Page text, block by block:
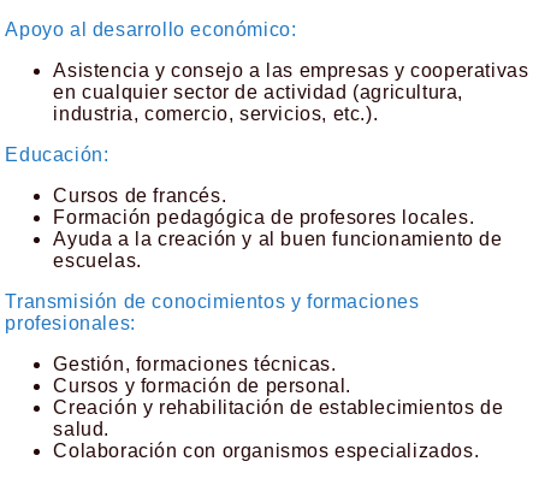
Apoyo al desarrollo económico:
Asistencia y consejo a las empresas y cooperativas
en cualquier sector de actividad (agricultura,
industria, comercio, servicios, etc.).
Educación:
Cursos de francés.
Formación pedagógica de profesores locales.
Ayuda a la creación y al buen funcionamiento de
escuelas.
Transmisión de conocimientos y formaciones
profesionales:
Gestión, formaciones técnicas.
Cursos y formación de personal.
Creación y rehabilitación de establecimientos de
salud.
Colaboración con organismos especializados.